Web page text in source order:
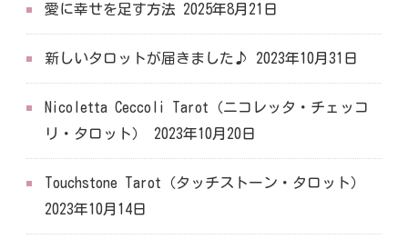
愛に幸せを足す方法 2025年8月21日
新しいタロットが届きました♪ 2023年10月31日
Nicoletta Ceccoli Tarot（ニコレッタ・チェッコ
リ・タロット）
2023年10月20日
Touchstone Tarot（タッチストーン・タロット）
2023年10月14日